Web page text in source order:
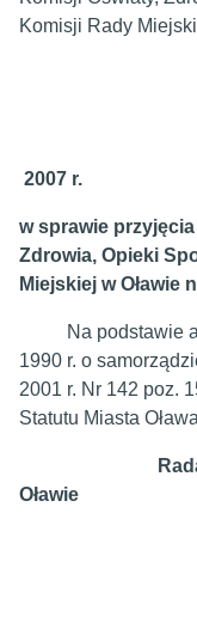
Komisji Rady
z
2007 r.
w sprawie
Zdrowia, Opieki
Miejskiej w Oławie
Na podstawie art.
1990 r. o
2001 r. Nr 142 poz.
Statutu Miasta
Oławie
uchwala,
§